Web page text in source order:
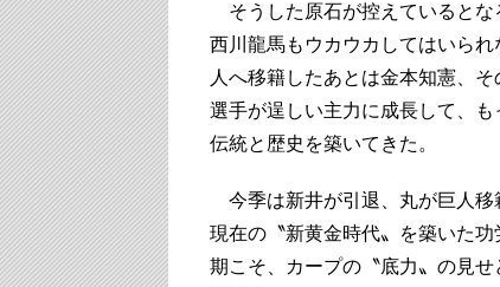
そうした原石が控えているとな
西川龍馬もウカウカしてはいら
人へ移籍したあとは金本知憲、
選手が逞しい主力に成長して、
伝統と歴史を築いてきた。
今季は新井が引退、丸が巨人移
現在の〝新黄金時代〟を築いた
期こそ、カープの〝底力〟の見